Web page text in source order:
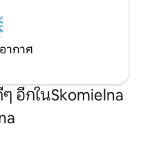
ากาศ
อีกในSkomielna